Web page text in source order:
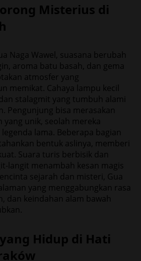
Misterius di
Naga Wawel, suasana berubah
aroma batu basah, dan gema
atmosfer yang
memikat. Cahaya lampu kecil
stalagmit yang tumbuh alami
Pengunjung bisa merasakan
yang unik, seolah mereka
lama. Beberapa bagian
bentuk aslinya, memberi
Suara turis berbisik dan
langit menambah kesan magis
sejarah dan misteri, Gua
yang menggabungkan rasa
dan keindahan alam bawah
Hidup di Hati